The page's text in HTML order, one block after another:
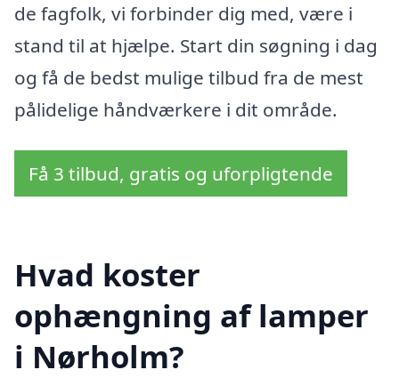
de fagfolk, vi forbinder dig med, være i
stand til at hjælpe. Start din søgning i dag
og få de bedst mulige tilbud fra de mest
pålidelige håndværkere i dit område.
Få 3 tilbud, gratis og uforpligtende
Hvad koster
ophængning af lamper
i Nørholm?